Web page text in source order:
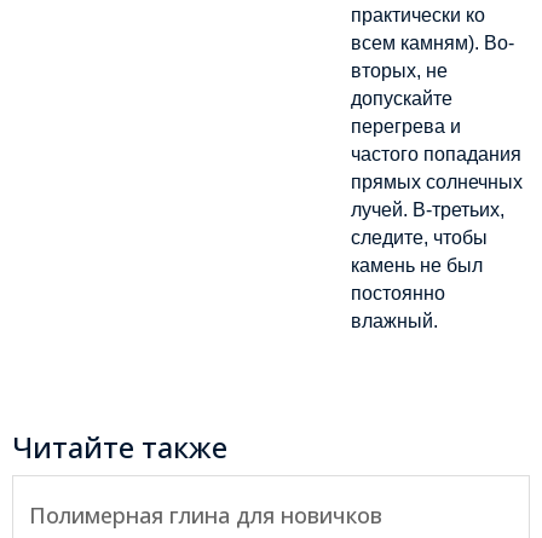
практически ко
всем камням). Во-
вторых, не
допускайте
перегрева и
частого попадания
прямых солнечных
лучей. В-третьих,
следите, чтобы
камень не был
постоянно
влажный.
Читайте также
Полимерная глина для новичков